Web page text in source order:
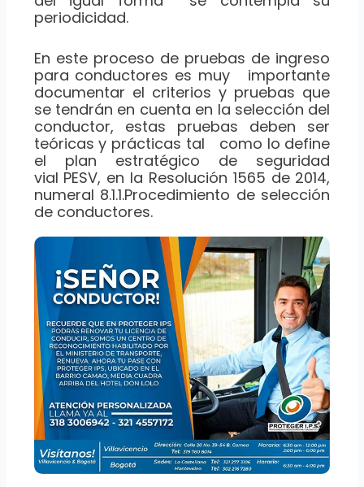
periodicidad.
En este proceso de pruebas de ingreso
para conductores es muy importante
documentar el criterios y pruebas que
se tendrán en cuenta en la selección del
conductor, estas pruebas deben ser
teóricas y prácticas tal como lo define
el plan estratégico de seguridad
vial PESV, en la Resolución 1565 de 2014,
numeral 8.1.1.Procedimiento de selección
de conductores.